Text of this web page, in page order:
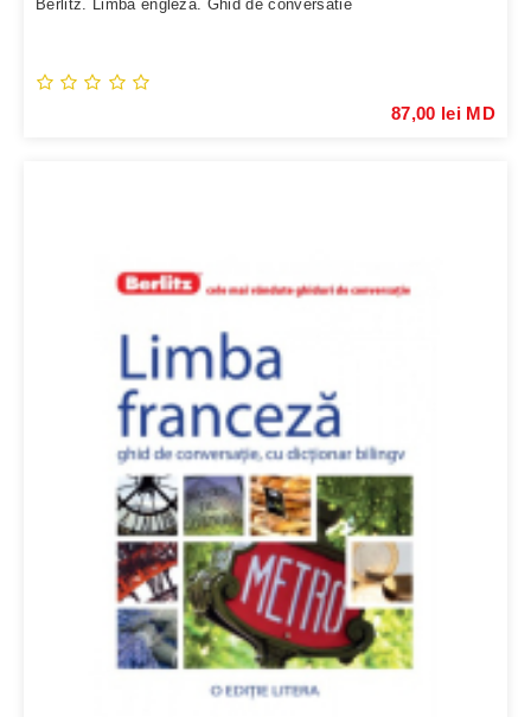
Berlitz. Limba engleza. Ghid de conversatie
87,00 lei MD